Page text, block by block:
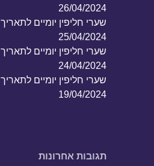
26/04/2024
שערי חליפין יומיים לתאריך
25/04/2024
שערי חליפין יומיים לתאריך
24/04/2024
שערי חליפין יומיים לתאריך
19/04/2024
תגובות אחרונות